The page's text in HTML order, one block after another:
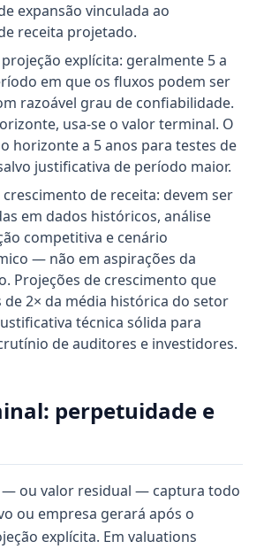
expansão vinculada ao
receita projetado.
explícita: geralmente 5 a
em que os fluxos podem ser
razoável grau de confiabilidade.
usa-se o valor terminal. O
o horizonte a 5 anos para testes de
justificativa de período maior.
crescimento de receita: devem ser
em dados históricos, análise
competitiva e cenário
— não em aspirações da
Projeções de crescimento que
de 2× da média histórica do setor
técnica sólida para
de auditores e investidores.
perpetuidade e
ou valor residual — captura todo
ou empresa gerará após o
explícita. Em valuations